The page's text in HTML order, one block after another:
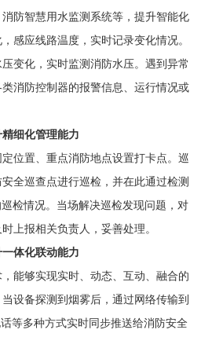
防智慧用水监测系统等，提升智能化
感应线路温度，实时记录变化情况。
变化，实时监测消防水压。遇到异常
消防控制器的报警信息、运行情况或
细化管理能力
位置、重点消防地点设置打卡点。巡
全巡查点进行巡检，并在此通过检测
检情况。当场解决巡检发现问题，对
上报相关负责人，妥善处理。
体化联动能力
能够实现实时、动态、互动、融合的
设备探测到烟雾后，通过网络传输到
等多种方式实时同步推送给消防安全